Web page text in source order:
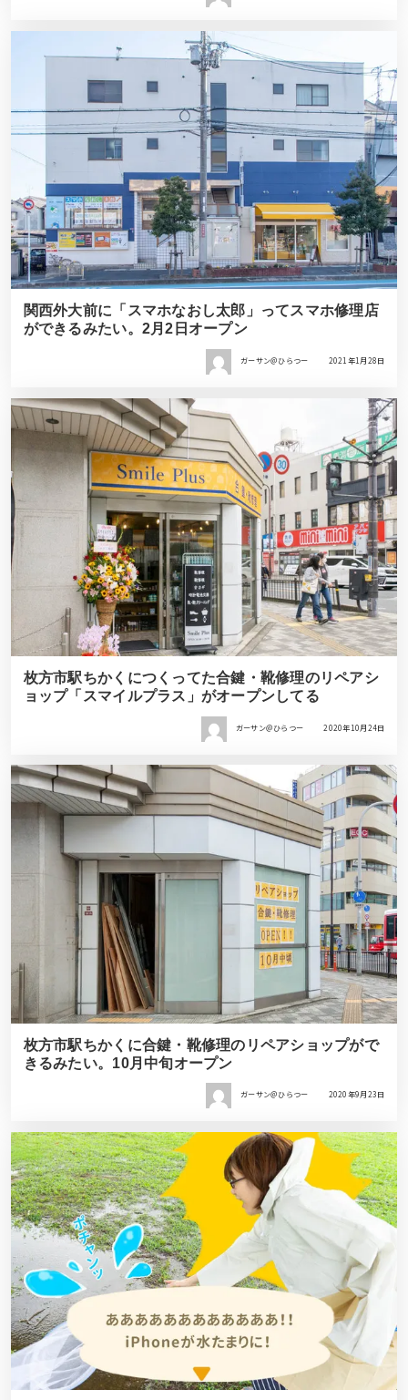
関西外大前に「スマホなおし太郎」ってスマホ修理店
ができるみたい。2月2日オープン
ガーサン＠ひらつー 2021年1月28日
枚方市駅ちかくにつくってた合鍵・靴修理のリペアシ
ョップ「スマイルプラス」がオープンしてる
ガーサン＠ひらつー 2020年10月24日
枚方市駅ちかくに合鍵・靴修理のリペアショップがで
きるみたい。10月中旬オープン
ガーサン＠ひらつー 2020年9月23日